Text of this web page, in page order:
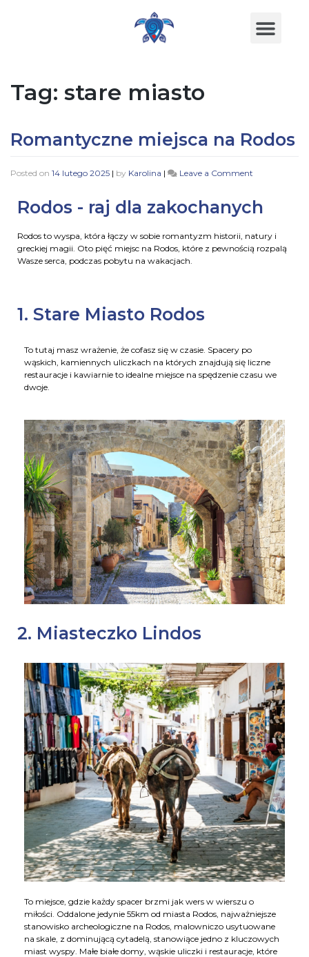
Tag: stare miasto
Romantyczne miejsca na Rodos
Posted on 14 lutego 2025 | by Karolina | Leave a Comment
Rodos - raj dla zakochanych
Rodos to wyspa, która łączy w sobie romantyzm historii, natury i
greckiej magii. Oto pięć miejsc na Rodos, które z pewnością rozpalą
Wasze serca, podczas pobytu na wakacjach.
1. Stare Miasto Rodos
To tutaj masz wrażenie, że cofasz się w czasie. Spacery po
wąskich, kamiennych uliczkach na których znajdują się liczne
restauracje i kawiarnie to idealne miejsce na spędzenie czasu we
dwoje.
2. Miasteczko Lindos
To miejsce, gdzie każdy spacer brzmi jak wers w wierszu o
miłości. Oddalone jedynie 55km od miasta Rodos, najważniejsze
stanowisko archeologiczne na Rodos, malowniczo usytuowane
na skale, z dominującą cytadelą, stanowiące jedno z kluczowych
miast wyspy. Małe białe domy, wąskie uliczki i restauracje, które